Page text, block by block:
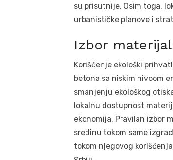
su prisutnije. Osim toga,
urbanističke planove i
Izbor
Korišćenje ekološki
betona sa niskim nivoom
smanjenju ekološkog
lokalnu dostupnost
ekonomija. Pravilan izbor
sredinu tokom same
tokom njegovog